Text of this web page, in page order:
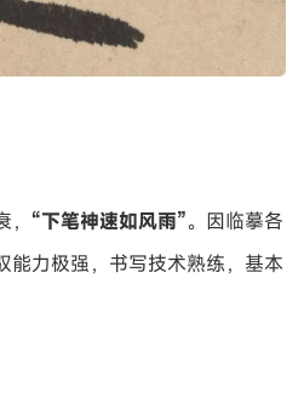
“下笔神速如风雨”。因临摹各
能力极强，书写技术熟练，基本